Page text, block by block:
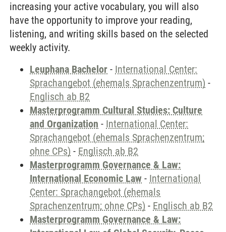
increasing your active vocabulary, you will also
have the opportunity to improve your reading,
listening, and writing skills based on the selected
weekly activity.
Leuphana Bachelor - International Center:
Sprachangebot (ehemals Sprachenzentrum) -
Englisch ab B2
Masterprogramm Cultural Studies: Culture
and Organization - International Center:
Sprachangebot (ehemals Sprachenzentrum;
ohne CPs) - Englisch ab B2
Masterprogramm Governance & Law:
International Economic Law - International
Center: Sprachangebot (ehemals
Sprachenzentrum; ohne CPs) - Englisch ab B2
Masterprogramm Governance & Law: